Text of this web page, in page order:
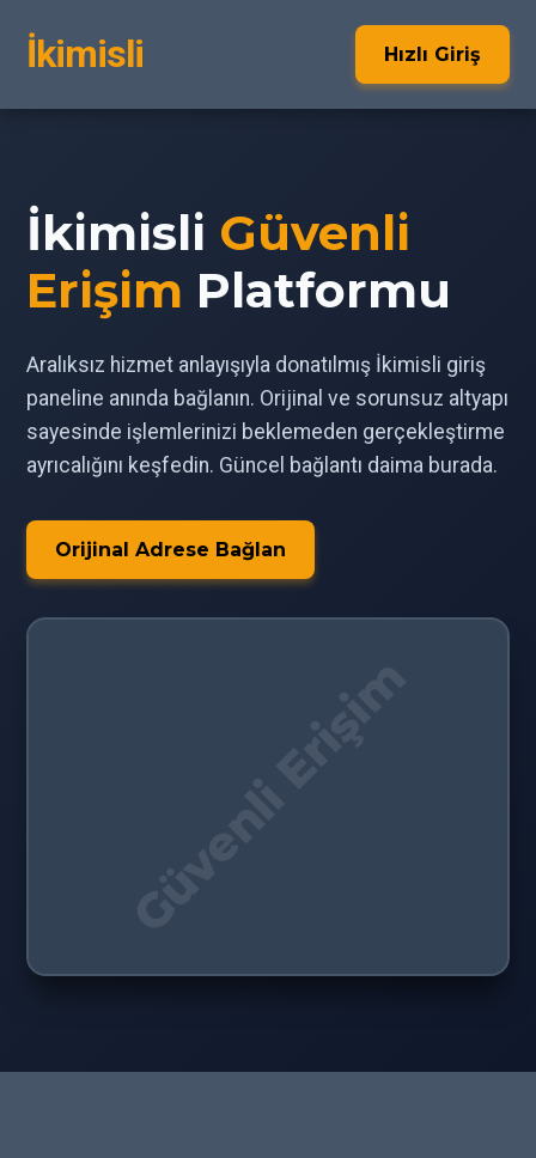
İkimisli Hızlı Giriş
İkimisli Güvenli
Erişim Platformu
Aralıksız hizmet anlayışıyla donatılmış İkimisli giriş
paneline anında bağlanın. Orijinal ve sorunsuz altyapı
sayesinde işlemlerinizi beklemeden gerçekleştirme
ayrıcalığını keşfedin. Güncel bağlantı daima burada.
Orijinal Adrese Bağlan